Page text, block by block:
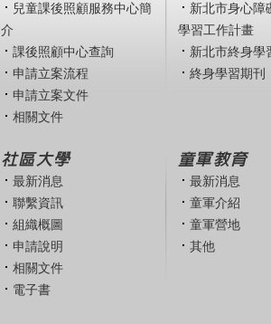
兒童課後照顧服務中心簡
介
課後照顧中心查詢
申請立案流程
申請立案文件
相關文件
新北市身心障
學習工作計畫
新北市終身學
終身學習期刊
社區大學
最新消息
聯繫資訊
組織概圖
申請說明
相關文件
電子書
童軍教育
最新消息
童軍介紹
童軍營地
其他